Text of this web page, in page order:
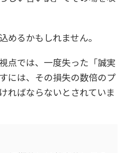
めるかもしれません。
点では、一度失った「誠実
には、その損失の数倍のプ
ればならないとされていま